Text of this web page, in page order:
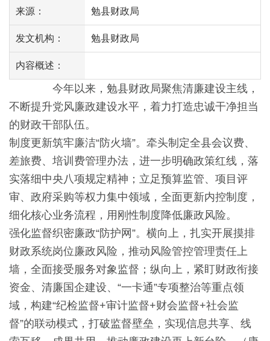
来源： 勉县财政局
发文机构： 勉县财政局
内容概述：
今年以来，勉县财政局聚焦清廉建设主线，
不断提升党风廉政建设水平，着力打造忠诚干净担当
的财政干部队伍。
制度更新筑牢廉洁“防火墙”。牵头制定全县会议费、
差旅费、培训费管理办法，进一步明确政策红线，落
实落细中央八项规定精神；立足预算监管、项目评
审、政府采购等权力集中领域，全面更新内控制度，
细化核心业务流程，用刚性制度降低廉政风险。
强化监督织密廉政“防护网”。横向上，扎实开展摸排
财政系统岗位廉政风险，推动风险管控管理责任上
墙，全面接受服务对象监督；纵向上，紧盯财政衔接
资金、清廉国企建设、“一卡通”专项整治等重点领
域，构建“纪检监督+审计监督+财会监督+社会监
督”的联动模式，打破监督壁垒，实现信息共享、线